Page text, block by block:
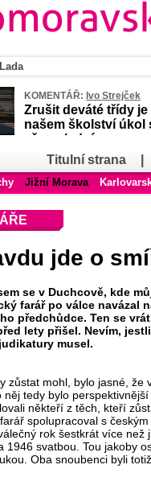
KOMENTÁŘ: Ivo Strejček
Zrušit deváté třídy je
našem školství úkol
až poslední
Titulní strana
Jižní Morava
jde o
se v Duchcově, kde
farář po válce navázal
předchůdce. Ten se
lety přišel. Nevím,
musel.
zůstat mohl, bylo jasné, že
něj tedy bylo
někteří z těch, kteří
spolupracoval s
rok šestkrát více než
1946 svatbou. Tou jakoby
Oba snoubenci byli